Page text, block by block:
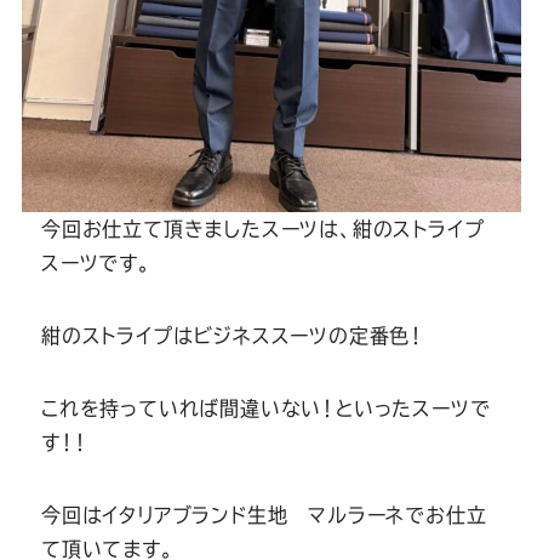
今回お仕立て頂きましたスーツは、紺のストライプ
スーツです。
紺のストライプはビジネススーツの定番色！
これを持っていれば間違いない！といったスーツで
す！！
今回はイタリアブランド生地 マルラーネでお仕立
て頂いてます。